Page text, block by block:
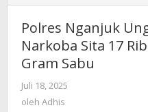
Polres Nganjuk
Narkoba Sita 17
Gram Sabu
Juli 18, 2025
oleh Adhis